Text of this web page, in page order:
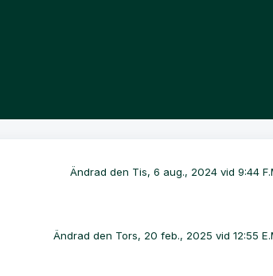
Ändrad den Tis, 6 aug., 2024 vid 9:44
Ändrad den Tors, 20 feb., 2025 vid 12:55